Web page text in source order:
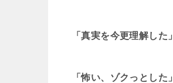
「真実を今更理解した」
「怖い、ゾクっとした」